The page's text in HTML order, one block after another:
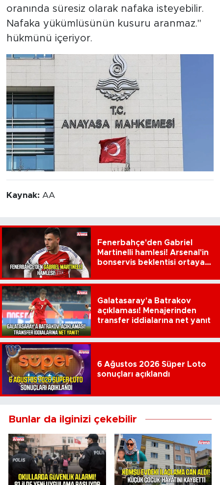
oranında süresiz olarak nafaka isteyebilir.
Nafaka yükümlüsünün kusuru aranmaz."
hükmünü içeriyor.
Kaynak: AA
Fenerbahçe'den Gabriel
Martinelli hamlesi! Arsenal'in
bonservis beklentisi ortaya
Galatasaray'a Batrakov
açıklaması! Menajerinden
transfer iddialarına net yanıt
6 Ağustos 2026 Süper Loto
sonuçları açıklandı
Bunlar da ilginizi çekebilir